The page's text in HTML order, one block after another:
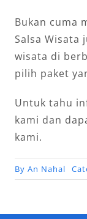
Bukan cuma
Salsa Wisata
wisata di
pilih paket
Untuk tahu
kami dan
kami.
By An Nahal